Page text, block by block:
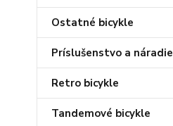
Ostatné bicykle
Príslušenstvo a náradie
Retro bicykle
Tandemové bicykle